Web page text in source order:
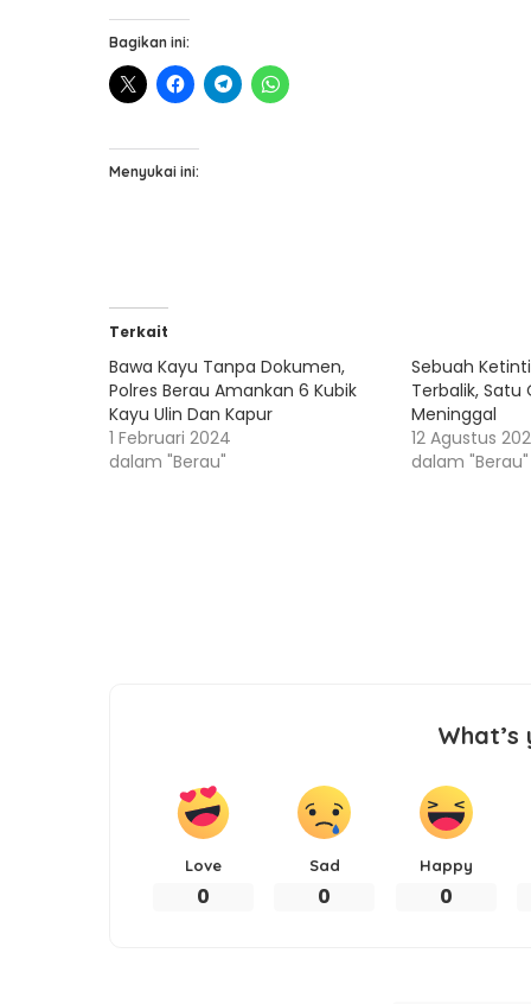
Bagikan ini:
Menyukai ini:
Terkait
Bawa Kayu Tanpa Dokumen,
Polres Berau Amankan 6 Kubik
Kayu Ulin Dan Kapur
1 Februari 2024
dalam "Berau"
Sebuah
Terbalik,
Meninggal
12 Agustus
dalam "Berau"
Love
0
Sad
0
Happy
0